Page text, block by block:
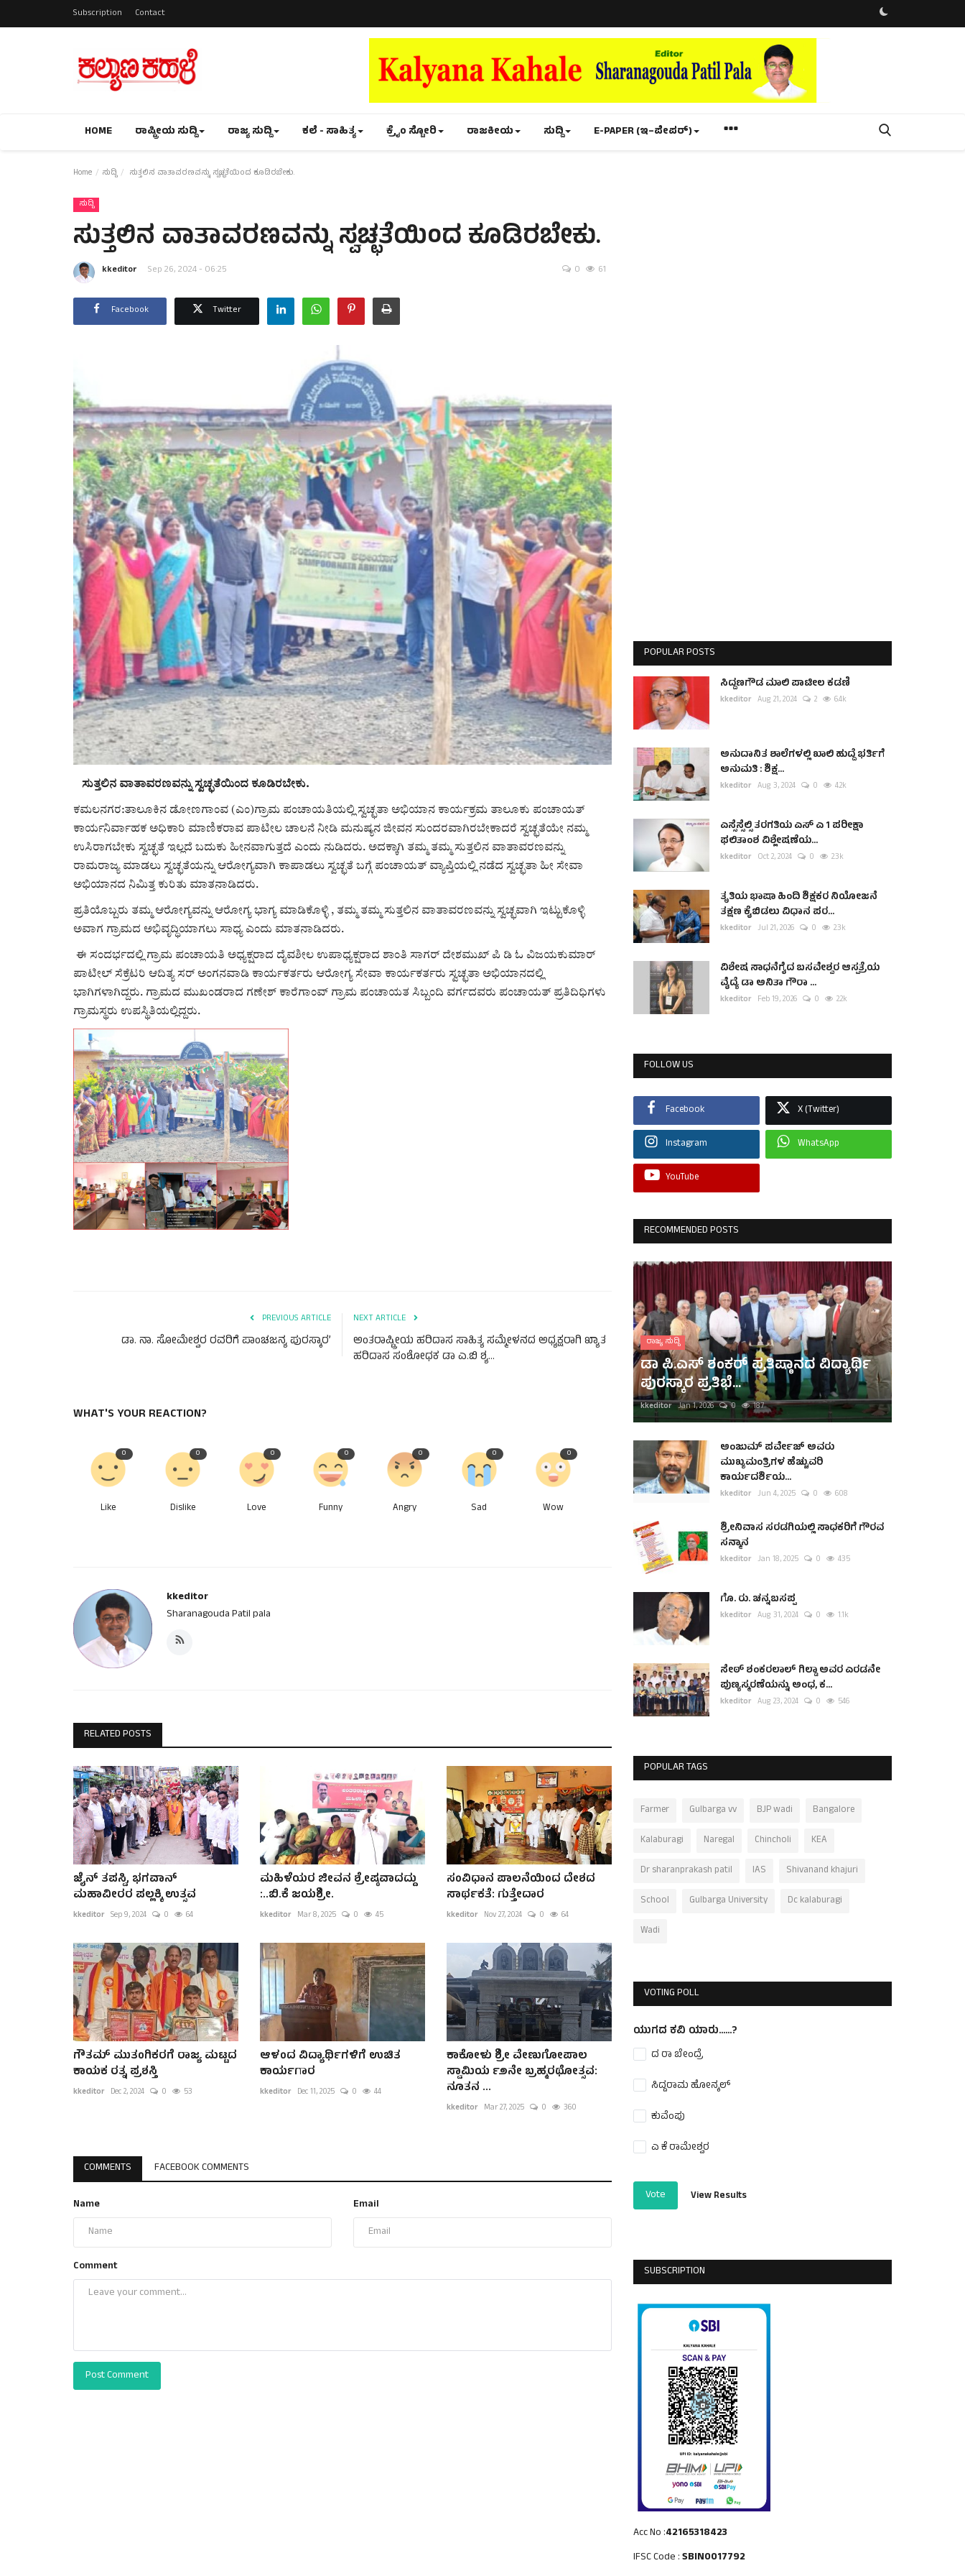
Subscription Contact
HOME ರಾಷ್ಟ್ರೀಯ ಸುದ್ದಿ ರಾಜ್ಯ ಸುದ್ದಿ ಕಲೆ - ಸಾಹಿತ್ಯ ಕ್ರೈಂ ಸ್ಟೋರಿ ರಾಜಕೀಯ ಸುದ್ದಿ E-PAPER (ಇ–ಪೇಪರ್‌)
Home ಸುದ್ದಿ ಸುತ್ತಲಿನ ವಾತಾವರಣವನ್ನು ಸ್ವಚ್ಛತೆಯಿಂದ ಕೂಡಿರಬೇಕು.
ಸುದ್ದಿ
ಸುತ್ತಲಿನ ವಾತಾವರಣವನ್ನು ಸ್ವಚ್ಛತೆಯಿಂದ ಕೂಡಿರಬೇಕು.
kkeditor Sep 26, 2024 - 06:25 0 61
Facebook Twitter
ಸುತ್ತಲಿನ ವಾತಾವರಣವನ್ನು ಸ್ವಚ್ಛತೆಯಿಂದ ಕೂಡಿರಬೇಕು.
ಕಮಲನಗರ:ತಾಲೂಕಿನ ಡೋಣಗಾಂವ (ಎಂ)ಗ್ರಾಮ ಪಂಚಾಯತಿಯಲ್ಲಿ ಸ್ವಚ್ಛತಾ ಅಭಿಯಾನ ಕಾರ್ಯಕ್ರಮ ತಾಲೂಕು ಪಂಚಾಯತ್
ಕಾರ್ಯನಿರ್ವಾಹಕ ಅಧಿಕಾರಿ ಮಾಣಿಕರಾವ ಪಾಟೀಲ ಚಾಲನೆ ನೀಡಿ ಮನುಷ್ಯನ ಜೀವನ ಸುಂದರವಾಗಿರಬೇಕಾದರೆ ಸ್ವಚ್ಛತೆಯೇ ನಮ್ಮ
ಉಸಿರಾಗಬೇಕು ಸ್ವಚ್ಛತೆ ಇಲ್ಲದೆ ಬದುಕು ಹೀನವಾಗುತ್ತದೆ ಎಂದು ನುಡಿದರು. ಅದಕ್ಕಾಗಿ ತಮ್ಮ ತಮ್ಮ ಸುತ್ತಲಿನ ವಾತಾವರಣವನ್ನು
ರಾಮರಾಜ್ಯ ಮಾಡಲು ಸ್ವಚ್ಛತೆಯನ್ನು ಆರೋಗ್ಯವಾಗಿ ಕಾಪಾಡಲು ಸ್ವಚ್ಛತೆ ಬಗ್ಗೆ ಪಂಚಾಯತ್ ವ್ಯಾಪ್ತಿಯಲ್ಲಿ ನಡೆದ ಸ್ವಚ್ಛತಾ ಹೀ ಸೇವಾ
ಅಭಿಯಾನದ ನಿಮಿತ್ತ ಕುರಿತು ಮಾತನಾಡಿದರು.
ಪ್ರತಿಯೊಬ್ಬರು ತಮ್ಮ ಆರೋಗ್ಯವನ್ನು ಆರೋಗ್ಯ ಭಾಗ್ಯ ಮಾಡಿಕೊಳ್ಳಿ , ತಮ್ಮ ತಮ್ಮ ಸುತ್ತಲಿನ ವಾತಾವರಣವನ್ನು ಸ್ವಚ್ಛವಾಗಿ ಇಟ್ಟುಕೊಳ್ಳಿ
ಅವಾಗ ಗ್ರಾಮದ ಅಭಿವೃದ್ಧಿಯಾಗಲು ಸಾಧ್ಯ ಎಂದು ಮಾತನಾಡಿದರು.
ಈ ಸಂದರ್ಭದಲ್ಲಿ ಗ್ರಾಮ ಪಂಚಾಯತಿ ಅಧ್ಯಕ್ಷರಾದ ದೈವಶೀಲ ಉಪಾಧ್ಯಕ್ಷರಾದ ಶಾಂತಿ ಸಾಗರ್ ದೇಶಮುಖ್ ಪಿ ಡಿ ಓ ವಿಜಯಕುಮಾರ್
ಪಾಟೀಲ್ ಸೆಕ್ರೆಟರಿ ಆದಿತ್ಯ ಸರ್ ಅಂಗನವಾಡಿ ಕಾರ್ಯಕರ್ತರು ಆರೋಗ್ಯ ಸೇವಾ ಕಾರ್ಯಕರ್ತರು ಸ್ವಚ್ಛತಾ ಅಭಿಯಾನದಲ್ಲಿ
ಭಾಗಿಗಳಾಗಿದ್ದರು. ಗ್ರಾಮದ ಮುಖಂಡರಾದ ಗಣೇಶ್ ಕಾರೆಗಾಂವ್ ಗ್ರಾಮ ಪಂಚಾಯತ ಸಿಬ್ಬಂದಿ ವರ್ಗದವರು ಪಂಚಾಯತ್ ಪ್ರತಿದಿಧಿಗಳು
ಗ್ರಾಮಸ್ಥರು ಉಪಸ್ಥಿತಿಯಲ್ಲಿದ್ದರು.
PREVIOUS ARTICLE
ಡಾ. ನಾ. ಸೋಮೇಶ್ವರ ರವರಿಗೆ ಪಾಂಚಜನ್ಯ ಪುರಸ್ಕಾರ’
NEXT ARTICLE
ಅಂತರಾಷ್ಟ್ರೀಯ ಹರಿದಾಸ ಸಾಹಿತ್ಯ ಸಮ್ಮೇಳನದ ಅಧ್ಯಕ್ಷರಾಗಿ ಖ್ಯಾತ
ಹರಿದಾಸ ಸಂಶೋಧಕ ಡಾ ಎ.ಬಿ ಶ್ಯ...
WHAT'S YOUR REACTION?
0
Like
0
Dislike
0
Love
0
Funny
0
Angry
0
Sad
0
Wow
kkeditor
Sharanagouda Patil pala
RELATED POSTS
ಜೈನ್ ತಪಸ್ವಿ, ಭಗವಾನ್
ಮಹಾವೀರರ ಪಲ್ಲಕ್ಕಿ ಉತ್ಸವ
kkeditor Sep 9, 2024 0 64
ಮಹಿಳೆಯರ ಜೀವನ ಶ್ರೇಷ್ಠವಾದದ್ದು
:..ಬಿ.ಕೆ ಜಯಶ್ರೀ.
kkeditor Mar 8, 2025 0 45
ಸಂವಿಧಾನ ಪಾಲನೆಯಿಂದ ದೇಶದ
ಸಾರ್ಥಕತೆ: ಗುತ್ತೇದಾರ
kkeditor Nov 27, 2024 0 64
ಗೌತಮ್ ಮುತಂಗಿಕರಗೆ ರಾಜ್ಯ ಮಟ್ಟದ
ಕಾಯಕ ರತ್ನ ಪ್ರಶಸ್ತಿ
kkeditor Dec 2, 2024 0 53
ಆಳಂದ ವಿದ್ಯಾರ್ಥಿಗಳಿಗೆ ಉಚಿತ
ಕಾರ್ಯಗಾರ
kkeditor Dec 11, 2025 0 44
ಕಾಕೋಳು ಶ್ರೀ ವೇಣುಗೋಪಾಲ
ಸ್ವಾಮಿಯ ೯೨ನೇ ಬ್ರಹ್ಮರಥೋತ್ಸವ:
ನೂತನ ...
kkeditor Mar 27, 2025 0 360
COMMENTS FACEBOOK COMMENTS
Name Email
Comment
Post Comment
POPULAR POSTS
ಸಿದ್ದಣಗೌಡ ಮಾಲಿ ಪಾಟೀಲ ಕಡಣಿ
kkeditor Aug 21, 2024 2 6.4k
ಅನುದಾನಿತ ಶಾಲೆಗಳಲ್ಲಿ ಖಾಲಿ ಹುದ್ದೆ ಭರ್ತಿಗೆ
ಅನುಮತಿ : ಶಿಕ್ಷ...
kkeditor Aug 3, 2024 0 4.2k
ಎಸ್ಸೆಸ್ಸೆಲ್ಸಿ ತರಗತಿಯ ಎಸ್ ಎ 1 ಪರೀಕ್ಷಾ
ಫಲಿತಾಂಶ ವಿಶ್ಲೇಷಣೆಯ...
kkeditor Oct 2, 2024 0 2.3k
ತೃತಿಯ ಭಾಷಾ ಹಿಂದಿ ಶಿಕ್ಷಕರ ನಿಯೋಜನೆ
ತಕ್ಷಣ ಕೈಬಿಡಲು ವಿಧಾನ ಪರ...
kkeditor Jul 21, 2026 0 2.3k
ವಿಶೇಷ ಸಾಧನೆಗೈದ ಬಸವೇಶ್ವರ ಆಸ್ಪತ್ರೆಯ
ವೈದ್ಯೆ ಡಾ ಅನಿತಾ ಗೌರಾ ...
kkeditor Feb 19, 2026 0 2.2k
FOLLOW US
Facebook X (Twitter)
Instagram WhatsApp
YouTube
RECOMMENDED POSTS
ರಾಜ್ಯ ಸುದ್ದಿ
ಡಾ ಪಿ.ಎಸ್ ಶಂಕರ್ ಪ್ರತಿಷ್ಠಾನದ ವಿದ್ಯಾರ್ಥಿ
ಪುರಸ್ಕಾರ ಪ್ರತಿಭೆ...
kkeditor Jan 1, 2026 0 187
ಅಂಜುಮ್ ಪರ್ವೇಜ್ ಅವರು
ಮುಖ್ಯಮಂತ್ರಿಗಳ ಹೆಚ್ಚುವರಿ
ಕಾರ್ಯದರ್ಶಿಯ...
kkeditor Jun 4, 2025 0 608
ಶ್ರೀನಿವಾಸ ಸರಡಗಿಯಲ್ಲಿ ಸಾಧಕರಿಗೆ ಗೌರವ
ಸನ್ಮಾನ
kkeditor Jan 18, 2025 0 435
ಗೊ. ರು. ಚನ್ನಬಸಪ್ಪ
kkeditor Aug 31, 2024 0 1.1k
ಸೇಠ್ ಶಂಕರಲಾಲ್ ಗಿಲ್ಡಾ ಅವರ ಎರಡನೇ
ಪುಣ್ಯಸ್ಮರಣೆಯನ್ನು ಅಂಧ, ಕ...
kkeditor Aug 23, 2024 0 546
POPULAR TAGS
Farmer Gulbarga vv BJP wadi
Bangalore
Kalaburagi
Naregal Chincholi
KEA
Dr sharanprakash patil
IAS
Shivanand khajuri
School
Gulbarga University
Dc kalaburagi
Wadi
VOTING POLL
ಯುಗದ ಕವಿ ಯಾರು......?
ದ ರಾ ಬೇಂದ್ರೆ
ಸಿದ್ದರಾಮ ಹೋನ್ಕಲ್
ಕುವೆಂಪು
ಎ ಕೆ ರಾಮೇಶ್ವರ
Vote View Results
SUBSCRIPTION
Acc No :42165318423
IFSC Code :SBIN0017792